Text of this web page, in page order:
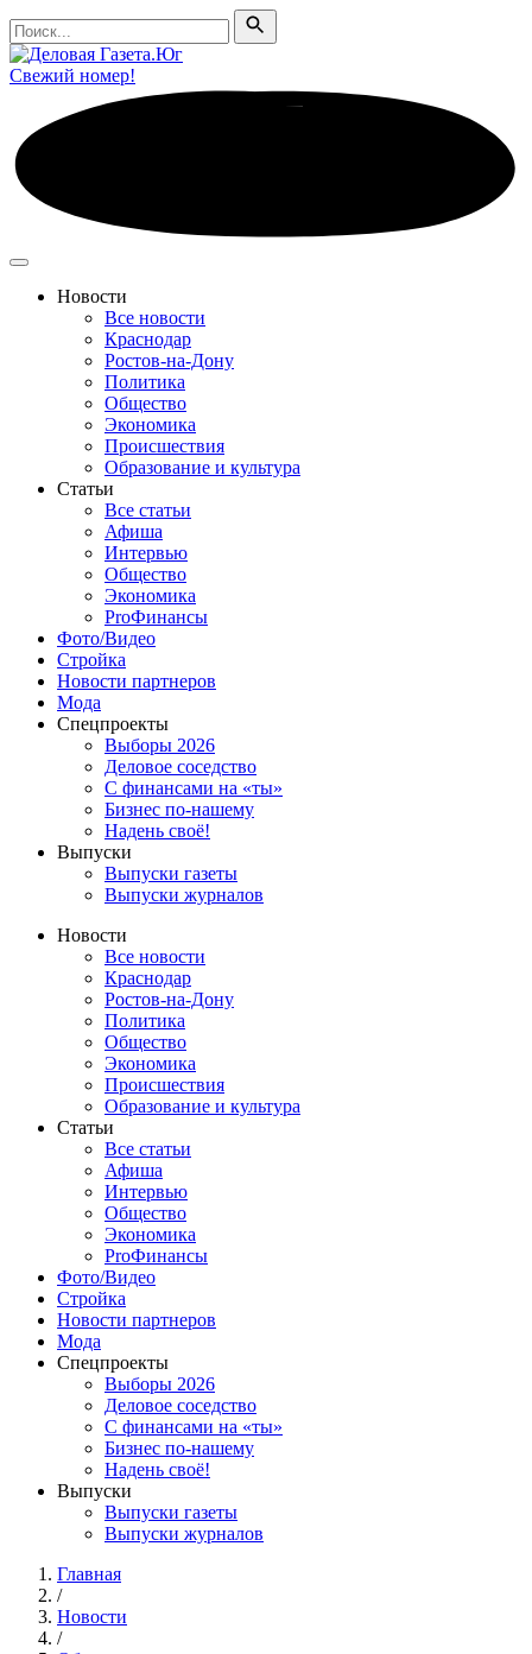
Поиск
Поиск
Свежий номер!
Новости
Все новости
Краснодар
Ростов-на-Дону
Политика
Общество
Экономика
Происшествия
Образование и культура
Статьи
Все статьи
Афиша
Интервью
Общество
Экономика
ProФинансы
Фото/Видео
Стройка
Новости партнеров
Мода
Спецпроекты
Выборы 2026
Деловое соседство
С финансами на «ты»
Бизнес по-нашему
Надень своё!
Выпуски
Выпуски газеты
Выпуски журналов
Новости
Все новости
Краснодар
Ростов-на-Дону
Политика
Общество
Экономика
Происшествия
Образование и культура
Статьи
Все статьи
Афиша
Интервью
Общество
Экономика
ProФинансы
Фото/Видео
Стройка
Новости партнеров
Мода
Спецпроекты
Выборы 2026
Деловое соседство
С финансами на «ты»
Бизнес по-нашему
Надень своё!
Выпуски
Выпуски газеты
Выпуски журналов
Главная
/
Новости
/